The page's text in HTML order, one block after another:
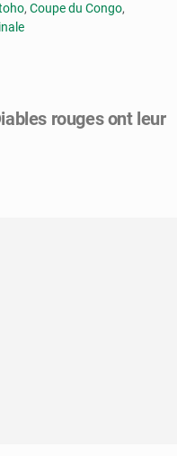
, Coupe du Congo,
rouges ont leur